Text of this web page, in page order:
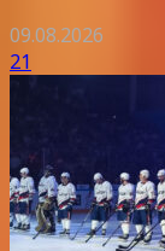
09.08.2026
21